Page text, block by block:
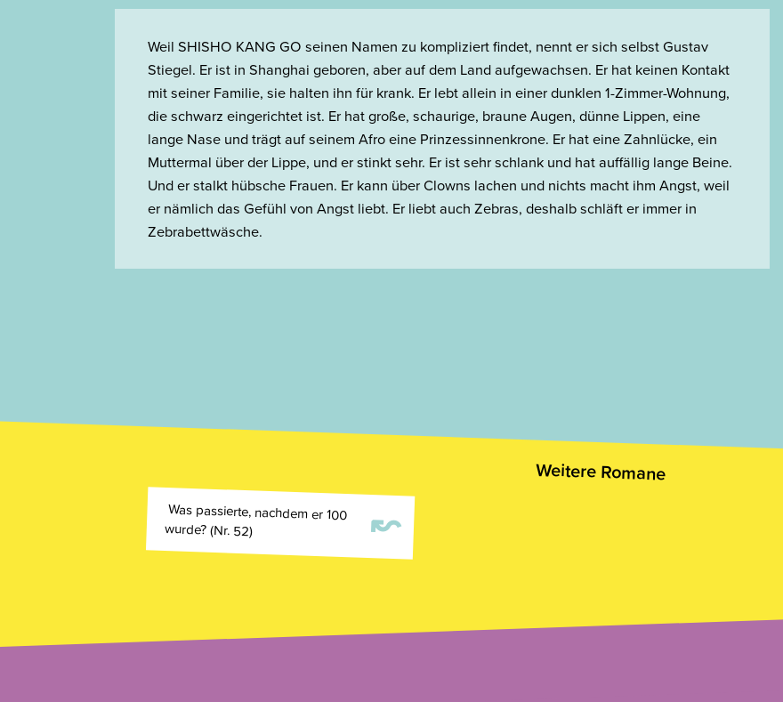
Weil SHISHO KANG GO seinen Namen zu kompliziert findet, nennt er sich selbst Gustav
Stiegel. Er ist in Shanghai geboren, aber auf dem Land aufgewachsen. Er hat keinen Kontakt
mit seiner Familie, sie halten ihn für krank. Er lebt allein in einer dunklen 1-Zimmer-Wohnung,
die schwarz eingerichtet ist. Er hat große, schaurige, braune Augen, dünne Lippen, eine
lange Nase und trägt auf seinem Afro eine Prinzessinnenkrone. Er hat eine Zahnlücke, ein
Muttermal über der Lippe, und er stinkt sehr. Er ist sehr schlank und hat auffällig lange Beine.
Und er stalkt hübsche Frauen. Er kann über Clowns lachen und nichts macht ihm Angst, weil
er nämlich das Gefühl von Angst liebt. Er liebt auch Zebras, deshalb schläft er immer in
Zebrabettwäsche.
Weitere Romane
↜
Was passierte, nachdem er 100
wurde? (Nr. 52)